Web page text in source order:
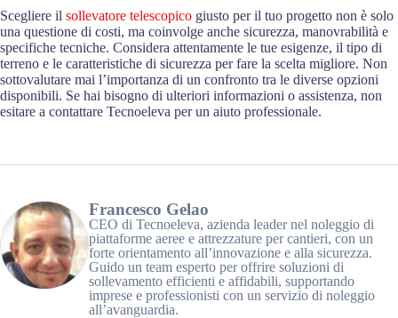
Scegliere il sollevatore telescopico giusto per il tuo progetto non è solo
una questione di costi, ma coinvolge anche sicurezza, manovrabilità e
specifiche tecniche. Considera attentamente le tue esigenze, il tipo di
terreno e le caratteristiche di sicurezza per fare la scelta migliore. Non
sottovalutare mai l’importanza di un confronto tra le diverse opzioni
disponibili. Se hai bisogno di ulteriori informazioni o assistenza, non
esitare a contattare Tecnoeleva per un aiuto professionale.
Francesco Gelao
CEO di Tecnoeleva, azienda leader nel noleggio di
piattaforme aeree e attrezzature per cantieri, con un
forte orientamento all’innovazione e alla sicurezza.
Guido un team esperto per offrire soluzioni di
sollevamento efficienti e affidabili, supportando
imprese e professionisti con un servizio di noleggio
all’avanguardia.